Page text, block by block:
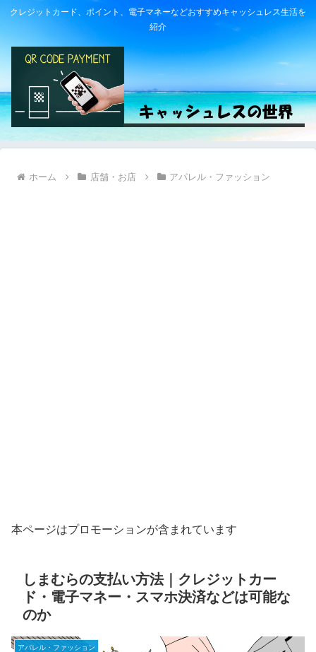
クレジットカード、ポイント、電子マネーなどおすすめキャッシュレス生活を
紹介
ホーム 店舗・お店 アパレル・ファッション
本ページはプロモーションが含まれています
しまむらの支払い方法｜クレジットカー
ド・電子マネー・スマホ決済などは可能な
のか
アパレル・ファッション